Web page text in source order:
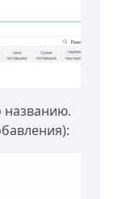
названию.